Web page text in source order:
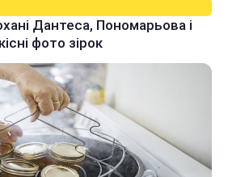
Дантеса, Пономарьова і
фото зірок